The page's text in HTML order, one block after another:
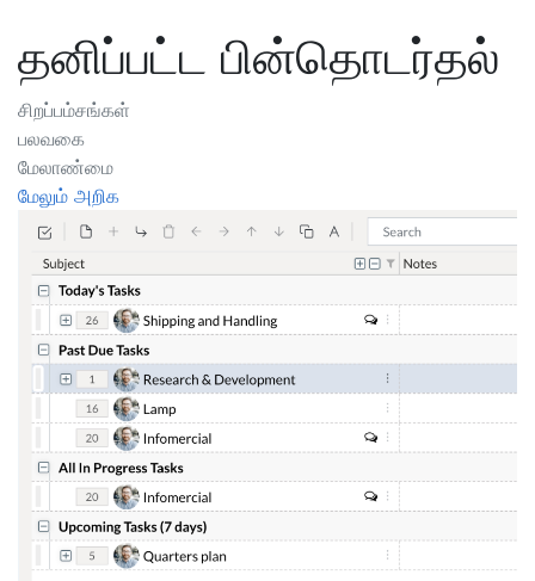
தனிப்பட்ட பின்தொடர்தல்
சிறப்பம்சங்கள்
பலவகை
மேலாண்மை
மேலும் அறிக